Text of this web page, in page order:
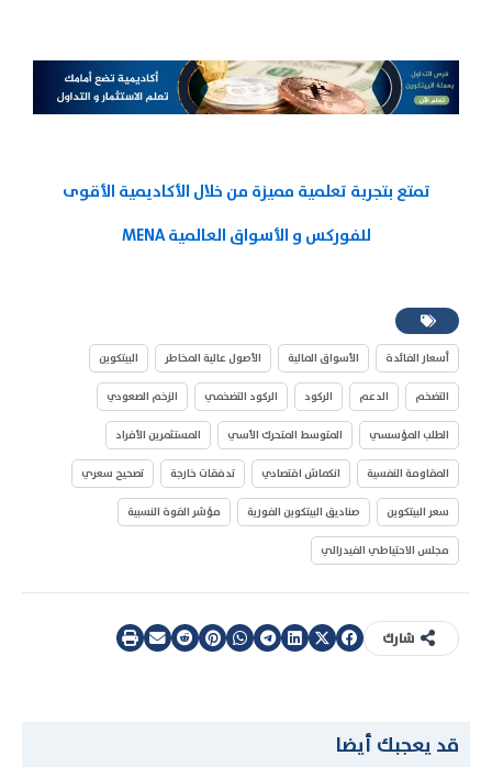
تمتع بتجربة تعلمية مميزة من خلال الأكاديمية الأقوى
للفوركس و الأسواق العالمية MENA
أسعار الفائدة الأسواق المالية الأصول عالية المخاطر البيتكوين
التضخم الدعم الركود الركود التضخمي الزخم الصعودي
الطلب المؤسسي المتوسط المتحرك الأسي المستثمرين الأفراد
المقاومة النفسية انكماش اقتصادي تدفقات خارجة تصحيح سعري
سعر البيتكوين صناديق البيتكوين الفورية مؤشر القوة النسبية
مجلس الاحتياطي الفيدرالي
شارك
قد يعجبك أيضا